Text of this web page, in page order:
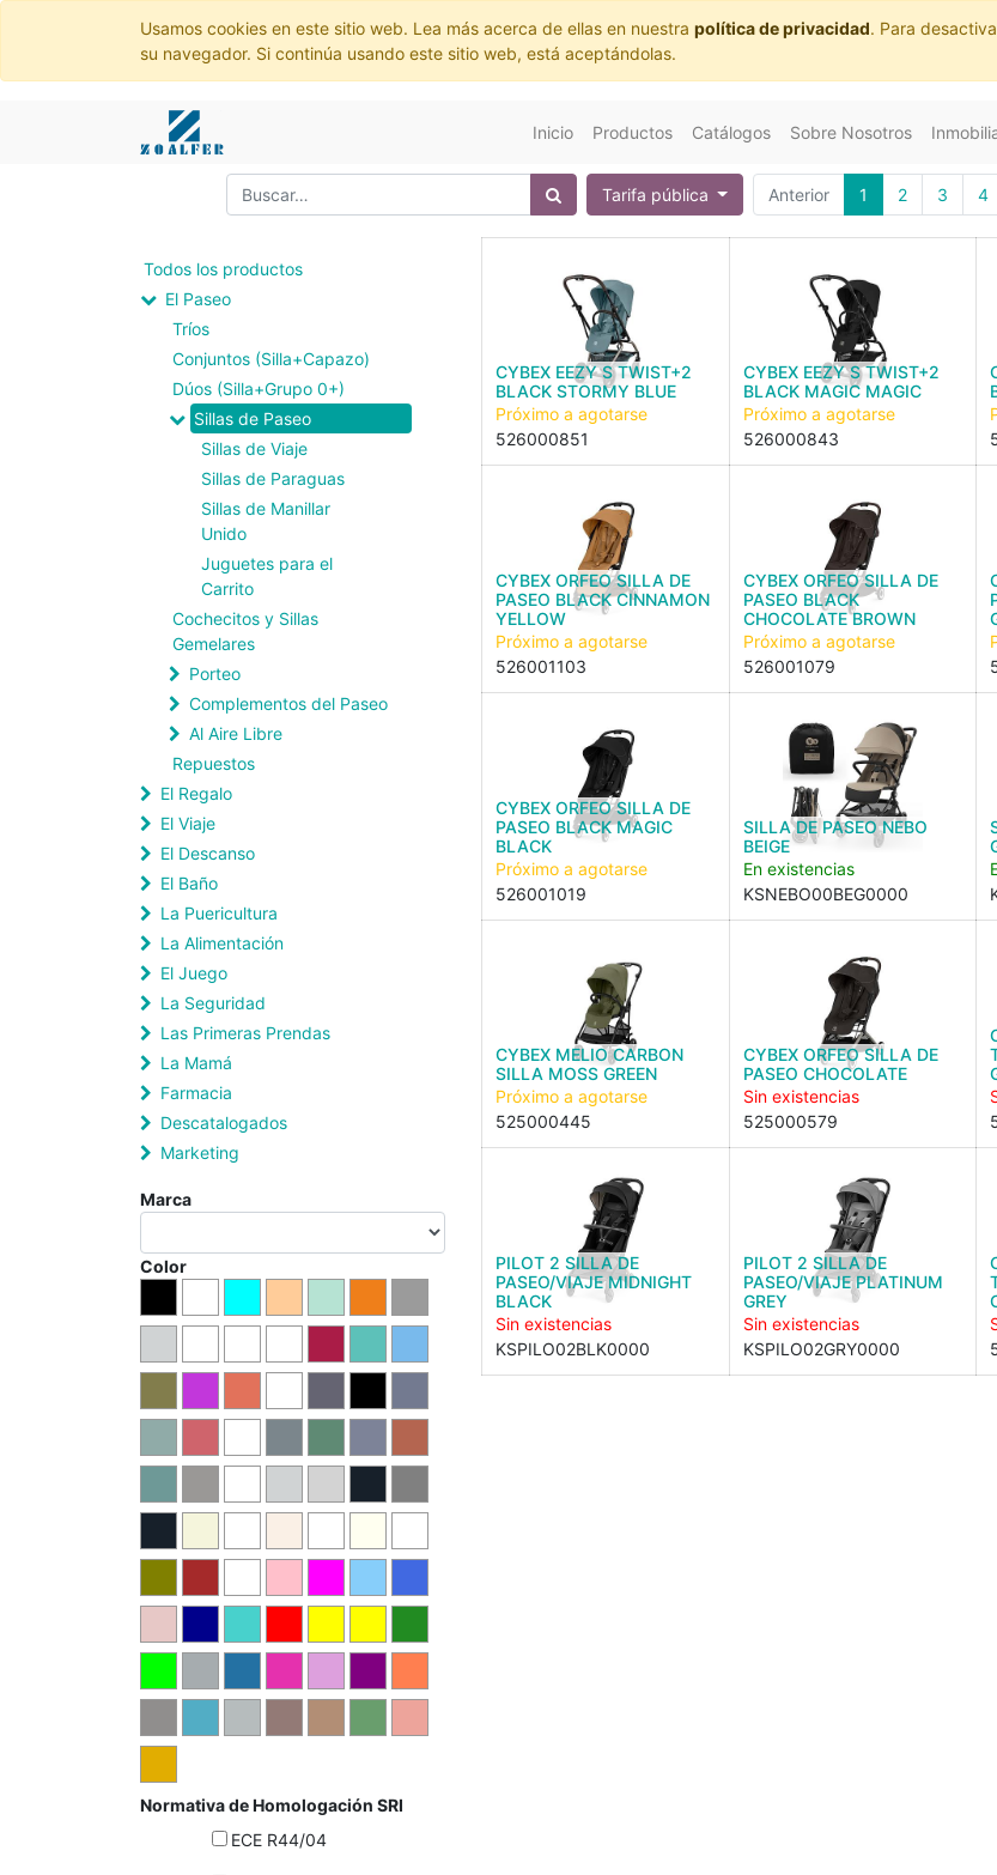
Usamos cookies en este sitio web. Lea más acerca de ellas en nuestra política de privacidad. Para
su navegador. Si continúa usando este sitio web, está aceptándolas.
Inicio Productos Catálogos Sobre Nosotros
Tarifa pública Anterior 1 2 3 4
Todos los productos
El Paseo
Tríos
Conjuntos (Silla+Capazo)
Dúos (Silla+Grupo 0+)
Sillas de Paseo
Sillas de Viaje
Sillas de Paraguas
Sillas de Manillar
Unido
Juguetes para el
Carrito
Cochecitos y Sillas
Gemelares
Porteo
Complementos del Paseo
Al Aire Libre
Repuestos
El Regalo
El Viaje
El Descanso
El Baño
La Puericultura
La Alimentación
El Juego
La Seguridad
Las Primeras Prendas
La Mamá
Farmacia
Descatalogados
Marketing
Marca
Color
Normativa de Homologación SRI
ECE R44/04
CYBEX EEZY S TWIST+2
BLACK STORMY BLUE
Próximo a agotarse
526000851
CYBEX EEZY S TWIST+2
BLACK MAGIC MAGIC
Próximo a agotarse
526000843
CYBEX ORFEO SILLA DE
PASEO BLACK CINNAMON
YELLOW
Próximo a agotarse
526001103
CYBEX ORFEO SILLA DE
PASEO BLACK
CHOCOLATE BROWN
Próximo a agotarse
526001079
CYBEX ORFEO SILLA DE
PASEO BLACK MAGIC
BLACK
Próximo a agotarse
526001019
SILLA DE PASEO NEBO
BEIGE
En existencias
KSNEBO00BEG0000
CYBEX MELIO CARBON
SILLA MOSS GREEN
Próximo a agotarse
525000445
CYBEX ORFEO SILLA DE
PASEO CHOCOLATE
Sin existencias
525000579
PILOT 2 SILLA DE
PASEO/VIAJE MIDNIGHT
BLACK
Sin existencias
KSPILO02BLK0000
PILOT 2 SILLA DE
PASEO/VIAJE PLATINUM
GREY
Sin existencias
KSPILO02GRY0000